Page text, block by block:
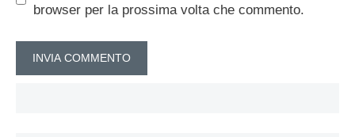
browser per la prossima volta che commento.